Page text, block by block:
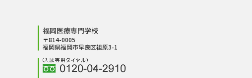
福岡医療専門学校
〒814-0005
福岡県福岡市早良区祖原3-1